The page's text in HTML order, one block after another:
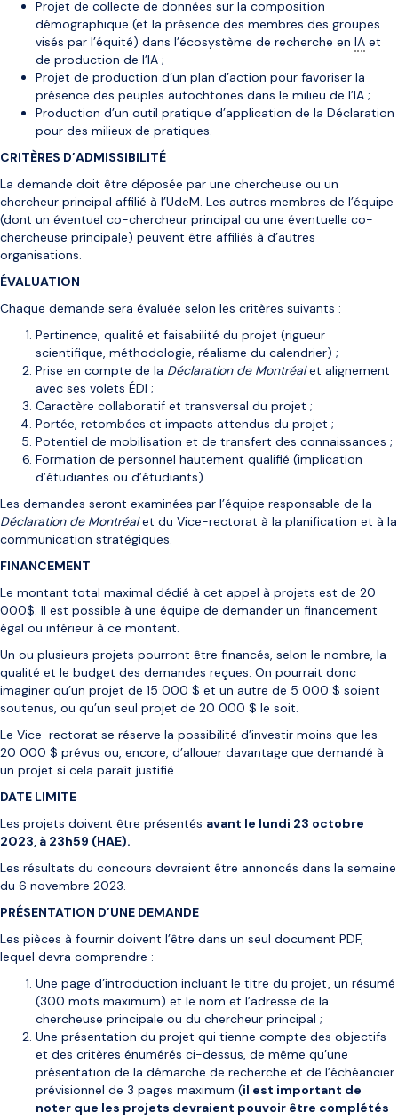
Projet de collecte de données sur la composition
démographique (et la présence des membres des groupes
visés par l’équité) dans l’écosystème de recherche en IA et
de production de l’IA ;
Projet de production d’un plan d’action pour favoriser la
présence des peuples autochtones dans le milieu de l’IA ;
Production d’un outil pratique d’application de la Déclaration
pour des milieux de pratiques.
CRITÈRES D’ADMISSIBILITÉ
La demande doit être déposée par une chercheuse ou un
chercheur principal affilié à l’UdeM. Les autres membres de l’équipe
(dont un éventuel co-chercheur principal ou une éventuelle co-
chercheuse principale) peuvent être affiliés à d’autres
organisations.
ÉVALUATION
Chaque demande sera évaluée selon les critères suivants :
Pertinence, qualité et faisabilité du projet (rigueur
scientifique, méthodologie, réalisme du calendrier) ;
Prise en compte de la Déclaration de Montréalet alignement
avec ses volets ÉDI ;
Caractère collaboratif et transversal du projet ;
Portée, retombées et impacts attendus du projet ;
Potentiel de mobilisation et de transfert des connaissances ;
Formation de personnel hautement qualifié (implication
d’étudiantes ou d’étudiants).
Les demandes seront examinées par l’équipe responsable de la
Déclaration de Montréalet du Vice-rectorat à la planification et à la
communication stratégiques.
FINANCEMENT
Le montant total maximal dédié à cet appel à projets est de 20
000$. Il est possible à une équipe de demander un financement
égal ou inférieur à ce montant.
Un ou plusieurs projets pourront être financés, selon le nombre, la
qualité et le budget des demandes reçues. On pourrait donc
imaginer qu’un projet de 15 000 $ et un autre de 5 000 $ soient
soutenus, ou qu’un seul projet de 20 000 $ le soit.
Le Vice-rectorat se réserve la possibilité d’investir moins que les
20 000 $ prévus ou, encore, d’allouer davantage que demandé à
un projet si cela paraît justifié.
DATE LIMITE
Les projets doivent être présentés avant le lundi 23 octobre
2023, à 23h59 (HAE).
Les résultats du concours devraient être annoncés dans la semaine
du 6 novembre 2023.
PRÉSENTATION D’UNE DEMANDE
Les pièces à fournir doivent l’être dans un seul document PDF,
lequel devra comprendre :
Une page d’introduction incluant le titre du projet, un résumé
(300 mots maximum) et le nom et l’adresse de la
chercheuse principale ou du chercheur principal ;
Une présentation du projet qui tienne compte des objectifs
et des critères énumérés ci-dessus, de même qu’une
présentation de la démarche de recherche et de l’échéancier
prévisionnel de 3 pages maximum (il est important de
noter que les projets devraient pouvoir être complétés